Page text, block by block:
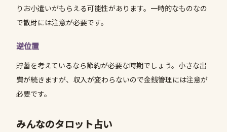
りお小遣いがもらえる可能性があります。一時的なものなの
で散財には注意が必要です。
逆位置
貯蓄を考えているなら節約が必要な時期でしょう。小さな出
費が続きますが、収入が変わらないので金銭管理には注意が
必要です。
みんなのタロット占い